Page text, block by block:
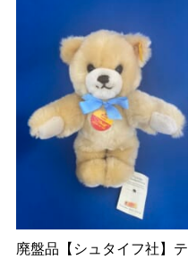
廃盤品【シュタイフ社】テ